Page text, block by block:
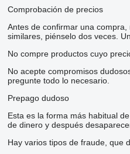
Comprobación de precios
Antes de confirmar una
similares, piénselo dos veces.
No compre productos cuyo
No acepte compromisos
pregunte todo lo necesario.
Prepago dudoso
Esta es la forma más habitual
de dinero y después
Hay varios tipos de fraude, que